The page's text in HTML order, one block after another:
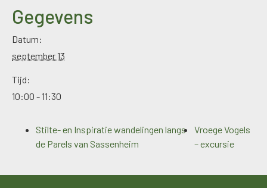
Gegevens
Datum:
september 13
Tijd:
10:00 - 11:30
Stilte- en Inspiratie wandelingen langs
de Parels van Sassenheim
Vroege Vogels
– excursie